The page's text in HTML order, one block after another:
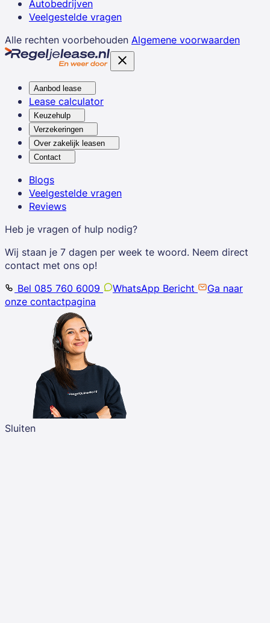
Autobedrijven
Veelgestelde vragen
Alle rechten voorbehouden Algemene voorwaarden
Aanbod lease
Lease calculator
Keuzehulp
Verzekeringen
Over zakelijk leasen
Contact
Blogs
Veelgestelde vragen
Reviews
Heb je vragen of hulp nodig?
Wij staan je 7 dagen per week te woord. Neem direct
contact met ons op!
Bel 085 760 6009
WhatsApp Bericht
Ga naar
onze contactpagina
Sluiten